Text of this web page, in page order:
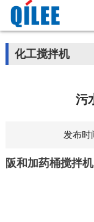
化工搅拌机
污
发布
阪和加药桶搅拌机